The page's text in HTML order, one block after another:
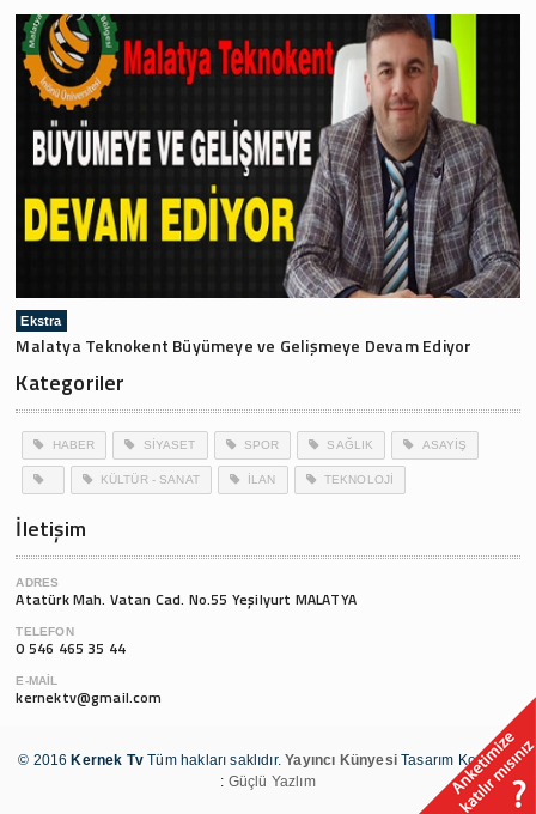
Ekstra
Malatya Teknokent Büyümeye ve Gelişmeye Devam Ediyor
Kategoriler
HABER SİYASET SPOR SAĞLIK ASAYİŞ
KÜLTÜR - SANAT İLAN TEKNOLOJİ
İletişim
ADRES
Atatürk Mah. Vatan Cad. No.55 Yeşilyurt MALATYA
TELEFON
0 546 465 35 44
E-MAIL
kernektv@gmail.com
© 2016 Kernek Tv Tüm hakları saklıdır.Yayıncı KünyesiTasarım Kodlama
: Güçlü Yazlım